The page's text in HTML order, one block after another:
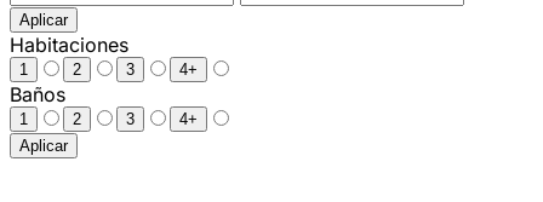
Aplicar
Habitaciones
1 2 3 4+
Baños
1 2 3
4+
Aplicar